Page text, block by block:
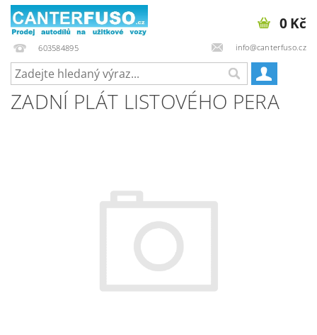
603584895 info@canterfuso.cz
0 Kč
ZADNÍ PLÁT LISTOVÉHO PERA